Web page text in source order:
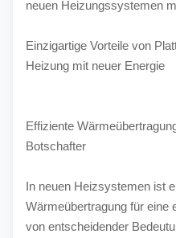
neuen Heizungssystemen
Einzigartige Vorteile von
Heizung mit neuer Energie
Effiziente
Botschafter
In neuen Heizsystemen ist
Wärmeübertragung für eine
von entscheidender